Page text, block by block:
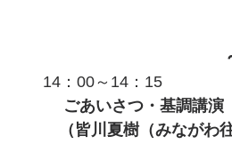
14：00～14：15
ごあいさつ・基調講演
（皆川夏樹（みながわ